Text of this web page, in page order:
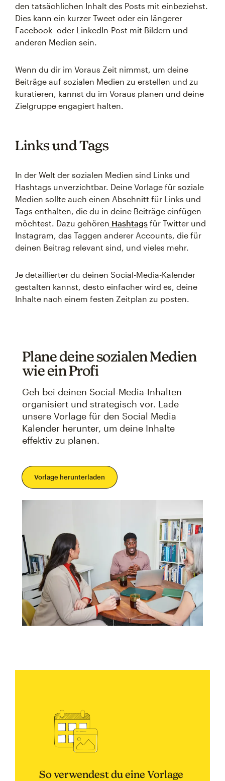
den tatsächlichen Inhalt des Posts mit einbeziehst.
Dies kann ein kurzer Tweet oder ein längerer
Facebook- oder LinkedIn-Post mit Bildern und
anderen Medien sein.
Wenn du dir im Voraus Zeit nimmst, um deine
Beiträge auf sozialen Medien zu erstellen und zu
kuratieren, kannst du im Voraus planen und deine
Zielgruppe engagiert halten.
Links und Tags
In der Welt der sozialen Medien sind Links und
Hashtags unverzichtbar. Deine Vorlage für soziale
Medien sollte auch einen Abschnitt für Links und
Tags enthalten, die du in deine Beiträge einfügen
möchtest. Dazu gehören Hashtags für Twitter und
Instagram, das Taggen anderer Accounts, die für
deinen Beitrag relevant sind, und vieles mehr.
Je detaillierter du deinen Social-Media-Kalender
gestalten kannst, desto einfacher wird es, deine
Inhalte nach einem festen Zeitplan zu posten.
Plane deine sozialen Medien
wie ein Profi
Geh bei deinen Social-Media-Inhalten
organisiert und strategisch vor. Lade
unsere Vorlage für den Social Media
Kalender herunter, um deine Inhalte
effektiv zu planen.
Vorlage herunterladen
So verwendest du eine Vorlage